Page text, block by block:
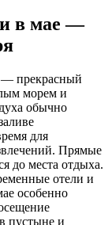
в мае —
— прекрасный
морем и
обычно
для
Прямые
до места отдыха.
отели и
особенно
пустыне и